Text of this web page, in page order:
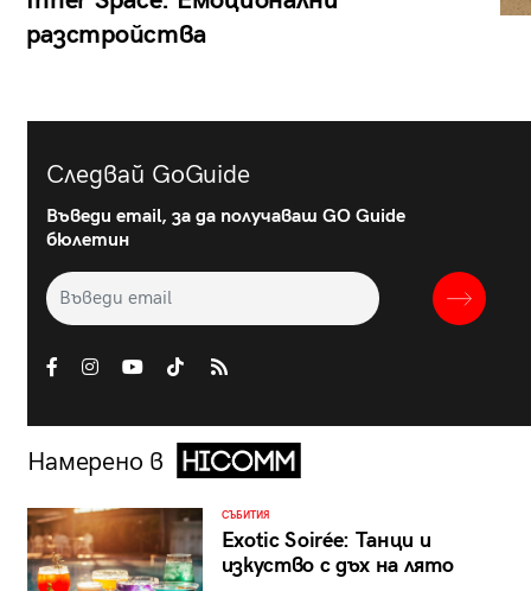
разстройства
Следвай GoGuide
Въведи email, за да получаваш GO Guide
бюлетин
Намерено в
СЪБИТИЯ
Exotic Soirée: Танци и
изкуство с дъх на лято